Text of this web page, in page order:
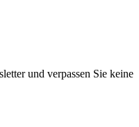
und verpassen Sie keine